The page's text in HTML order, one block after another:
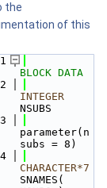
the
of this
BLOCK DATA
INTEGER
NSUBS
parameter(n
subs = 8)
CHARACTER*7
SNAMES(